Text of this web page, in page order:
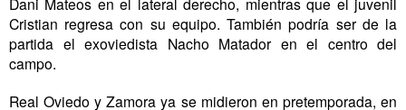
Cristian regresa con su equipo. También podría ser de la
partida el exoviedista Nacho Matador en el centro del
campo.
Real Oviedo y Zamora ya se midieron en pretemporada, en